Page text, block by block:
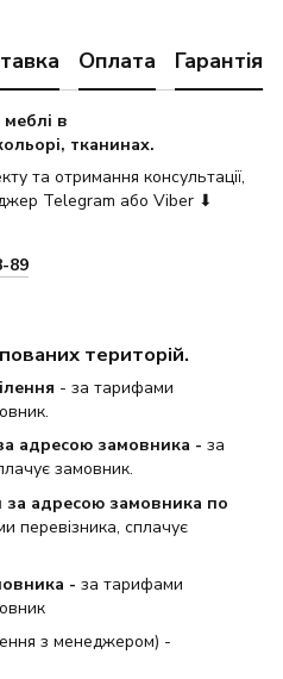
Оплата Гарантія
в
тканинах.
та отримання консультації,
Telegram або Viber ⬇
89
територій.
- за тарифами
адресою замовника - за
замовник.
адресою замовника по
перевізника, сплачує
- за тарифами
з менеджером) -